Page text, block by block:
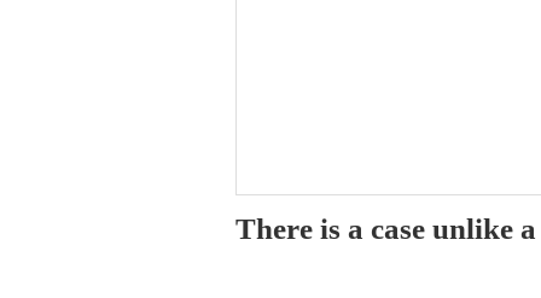
There is a case unlike